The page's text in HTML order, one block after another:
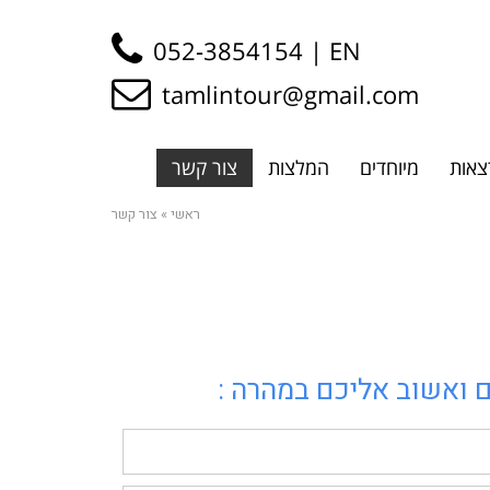
052-3854154
EN |
tamlintour@gmail.com
מיוחדים המלצות צור קשר
ראשי» צור קשר
ואשוב אליכם במהרה :